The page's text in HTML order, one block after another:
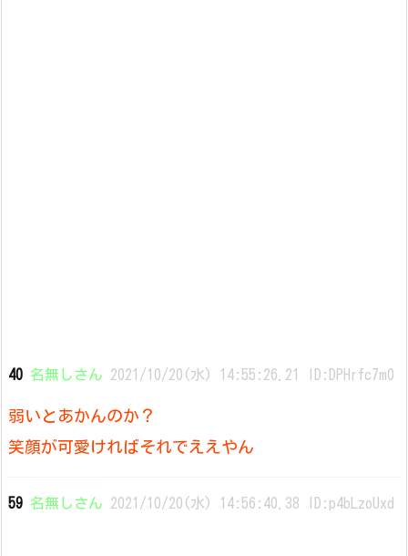
40 名無しさん 2021/10/20(水) 14:55:26.21 ID:DPHrfc7m0
弱いとあかんのか？
笑顔が可愛ければそれでええやん
59 名無しさん 2021/10/20(水) 14:56:40.38 ID:p4bLzoUxd